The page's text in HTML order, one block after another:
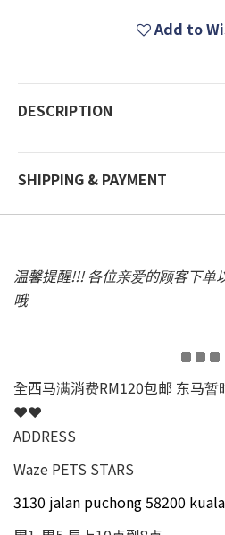
Add to
DESCRIPTION
SHIPPING & PAYMENT
温馨提醒!!! 各位亲爱的顾客下单
哦
全西马满消费RM120包邮 东马
❤❤
ADDRESS
Waze PETS STARS
3130 jalan puchong 58200